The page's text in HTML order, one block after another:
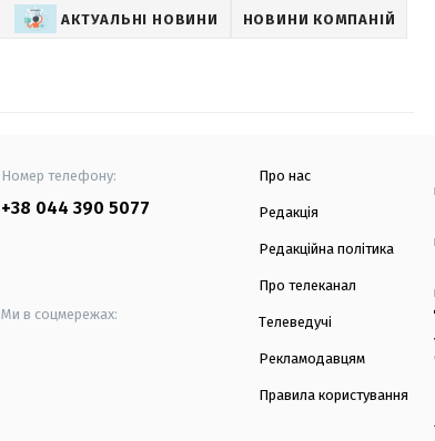
АКТУАЛЬНІ НОВИНИ НОВИНИ КОМПАНІЙ
Номер телефону:
+38 044 390 5077
Ми в соцмережах:
Про нас
Редакція
Редакційна політика
Про телеканал
Телеведучі
Рекламодавцям
Правила користування